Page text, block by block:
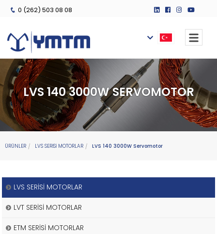
0 (262) 503 08 08
LVS 140 3000W SERVOMOTOR
ÜRÜNLER LVS SERİSİ MOTORLAR LVS 140 3000W Servomotor
LVS SERİSİ MOTORLAR
LVT SERİSİ MOTORLAR
ETM SERİSİ MOTORLAR